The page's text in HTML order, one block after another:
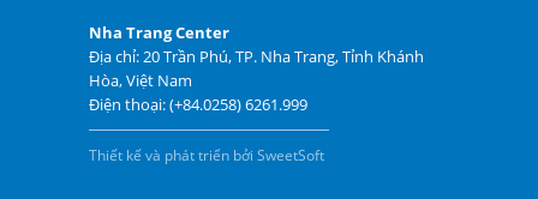
Nha Trang Center
Địa chỉ: 20 Trần Phú, TP. Nha Trang, Tỉnh Khánh
Hòa, Việt Nam
Điện thoại: (+84.0258) 6261.999
Thiết kế và phát triển bởi SweetSoft